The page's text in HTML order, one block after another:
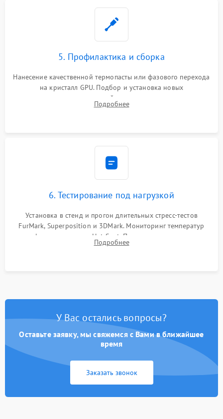
5. Профилактика и сборка
Нанесение качественной термопасты или фазового перехода
на кристалл GPU. Подбор и установка новых
термопрокладок правильной толщины на память и цепи
питания. Монтаж радиатора и бэкплейта, подключение и
Подробнее
6. Тестирование под нагрузкой
Установка в стенд и прогон длительных стресс-тестов
FurMark, Superposition и 3DMark. Мониторинг температур
графического чипа и Hot Spot. Проверка на отсутствие
артефактов изображения, вылетов драйвера и зависаний.
Подробнее
У Вас остались вопросы?
Оставьте заявку, мы свяжемся с Вами в ближайшее
время
Заказать звонок